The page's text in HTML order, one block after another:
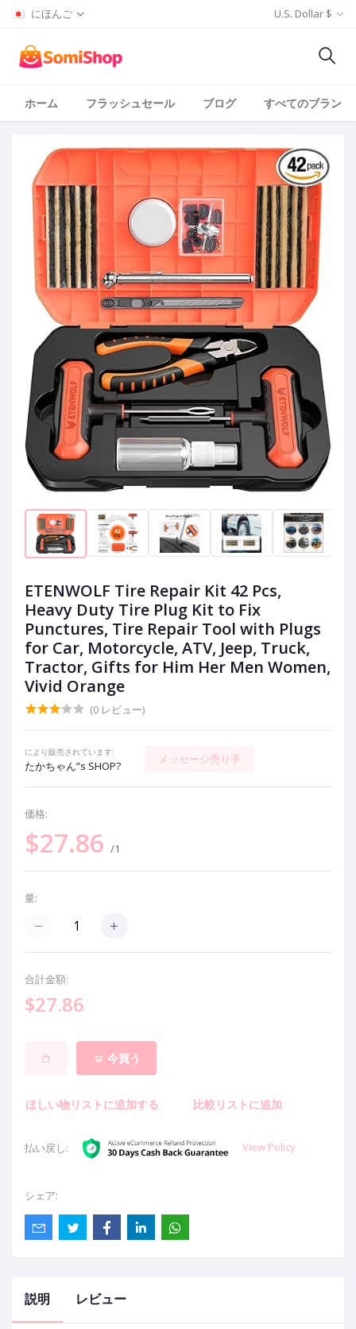
にほんご U.S. Dollar $
ホーム フラッシュセール ブログ すべてのブランド
ETENWOLF Tire Repair Kit 42 Pcs,
Heavy Duty Tire Plug Kit to Fix
Punctures, Tire Repair Tool with Plugs
for Car, Motorcycle, ATV, Jeep, Truck,
Tractor, Gifts for Him Her Men Women,
Vivid Orange
(0 レビュー)
により販売されています:
たかちゃん”s SHOP?
メッセージ売り手
価格:
$27.86 /1
量:
合計金額:
$27.86
今買う
ほしい物リストに追加する 比較リストに追加
払い戻し: View Policy
シェア:
説明 レビュー